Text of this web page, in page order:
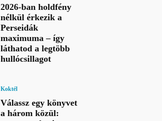
2026-ban holdfény
nélkül érkezik a
Perseidák
maximuma – így
láthatod a legtöbb
hullócsillagot
Koktél
Válassz egy könyvet
a három közül: